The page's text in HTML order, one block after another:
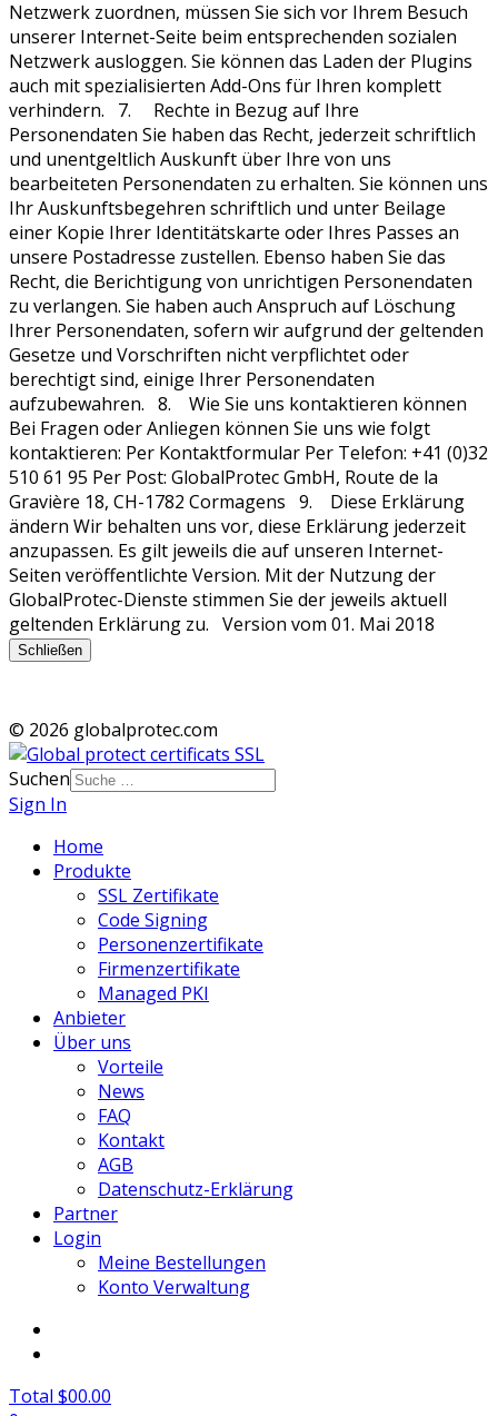
Schließen
© 2026 globalprotec.com
Suchen
Sign In
Home
Produkte
SSL Zertifikate
Code Signing
Personenzertifikate
Firmenzertifikate
Managed PKI
Anbieter
Über uns
Vorteile
News
FAQ
Kontakt
AGB
Datenschutz-Erklärung
Partner
Login
Meine Bestellungen
Konto Verwaltung
Total $00.00